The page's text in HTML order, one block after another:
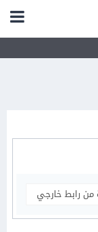
رابط خارجي